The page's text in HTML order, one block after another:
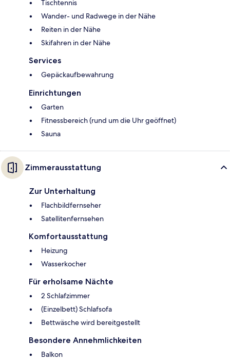
Tischtennis
Wander- und Radwege in der Nähe
Reiten in der Nähe
Skifahren in der Nähe
Services
Gepäckaufbewahrung
Einrichtungen
Garten
Fitnessbereich (rund um die Uhr geöffnet)
Sauna
Zimmerausstattung
Zur Unterhaltung
Flachbildfernseher
Satellitenfernsehen
Komfortausstattung
Heizung
Wasserkocher
Für erholsame Nächte
2 Schlafzimmer
(Einzelbett) Schlafsofa
Bettwäsche wird bereitgestellt
Besondere Annehmlichkeiten
Balkon